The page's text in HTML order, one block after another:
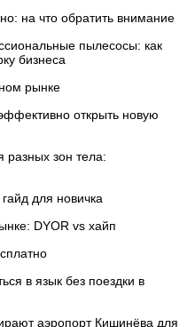
на что обратить внимание
пылесосы: как
бизнеса
рынке
открыть новую
зон тела:
для новичка
DYOR vs хайп
в язык без поездки в
аэропорт Кишинёва для